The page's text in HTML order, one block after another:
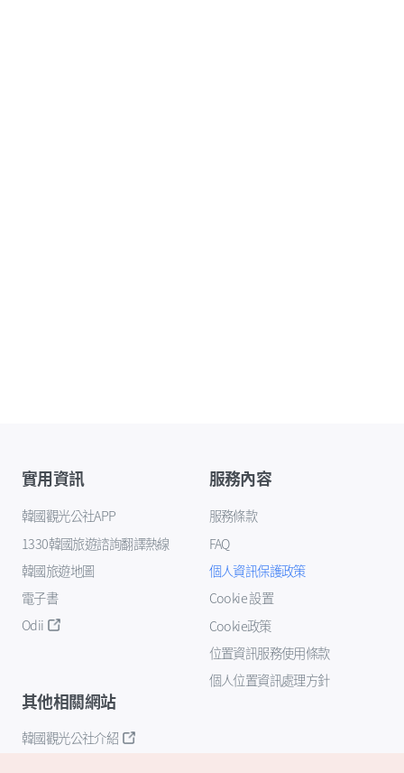
實用資訊
韓國觀光公社APP
1330韓國旅遊諮詢翻譯熱線
韓國旅遊地圖
電子書
Odii
服務內容
服務條款
FAQ
個人資訊保護政策
Cookie 設置
Cookie政策
位置資訊服務使用條款
個人位置資訊處理方針
其他相關網站
韓國觀光公社介紹